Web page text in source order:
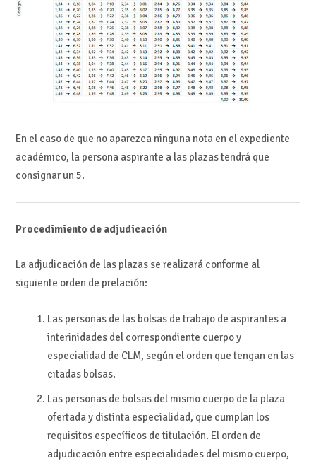
En el caso de que no aparezca ninguna nota en el expediente
académico, la persona aspirante a las plazas tendrá que
consignar un 5.
Procedimiento de adjudicación
La adjudicación de las plazas se realizará conforme al
siguiente orden de prelación:
Las personas de las bolsas de trabajo de aspirantes a
interinidades del correspondiente cuerpo y
especialidad de CLM, según el orden que tengan en las
citadas bolsas.
Las personas de bolsas del mismo cuerpo de la plaza
ofertada y distinta especialidad, que cumplan los
requisitos específicos de titulación. El orden de
adjudicación entre especialidades del mismo cuerpo,